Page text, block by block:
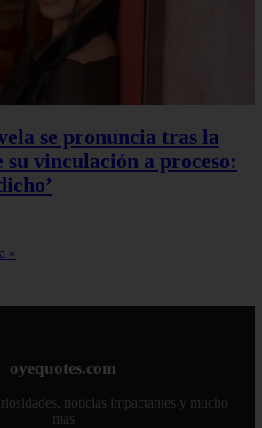
se pronuncia tras la
vinculación a proceso:
»
oyequotes.com
noticias impactantes y mucho
mas